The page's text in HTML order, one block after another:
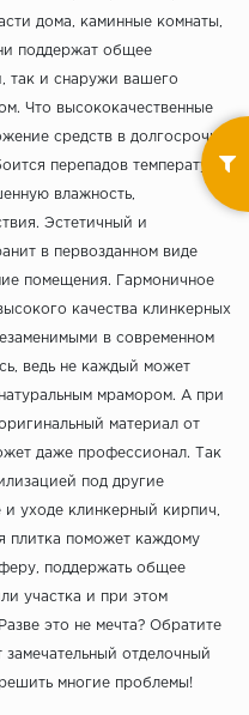
дома, каминные комнаты,
поддержат общее
так и снаружи вашего
Что высококачественные
средств в долгосрочные
перепадов температур и
влажность,
Эстетичный и
в первозданном виде
помещения. Гармоничное
качества клинкерных
в современном
ведь не каждый может
мрамором. А при
материал от
даже профессионал. Так
под другие
уходе клинкерный кирпич,
плитка поможет каждому
поддержать общее
участка и при этом
это не мечта? Обратите
замечательный отделочный
многие проблемы!